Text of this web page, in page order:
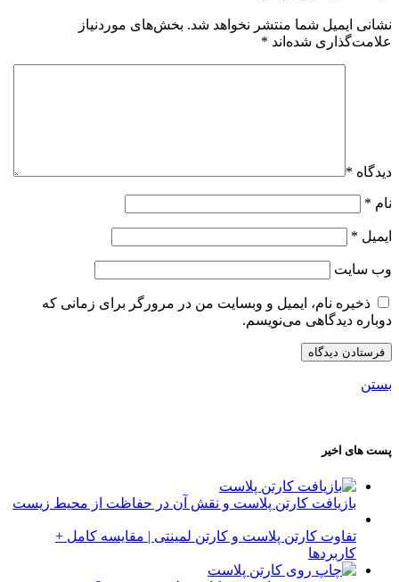
نشانی ایمیل شما منتشر نخواهد شد. بخش‌های موردنیاز
علامت‌گذاری شده‌اند *
دیدگاه *
نام *
ایمیل *
وب‌ سایت
ذخیره نام، ایمیل و وبسایت من در مرورگر برای زمانی که
دوباره دیدگاهی می‌نویسم.
بستن
پست های اخیر
بازیافت کارتن پلاست و نقش آن در حفاظت از محیط زیست
تفاوت کارتن پلاست و کارتن لمینتی | مقایسه کامل +
کاربردها